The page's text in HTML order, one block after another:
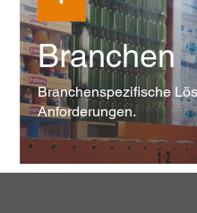
Branchen
Branchenspezifische
Anforderungen.